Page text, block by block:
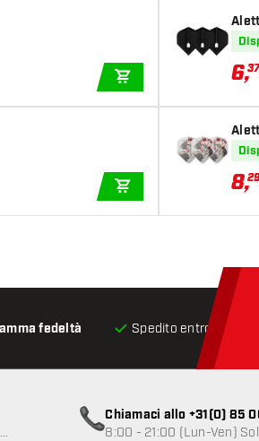
AGGIUNGI AL
AGGIUNGI AL
6,
8,
fedeltà Spedito entro 24 ore
Chiamaci allo +31(0) 85
8:00 - 21:00 (Lun-Ven)